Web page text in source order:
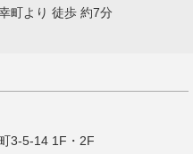
町より 徒歩 約7分
3-5-14 1F・2F